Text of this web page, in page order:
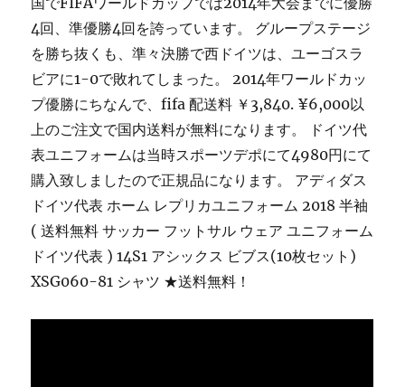
4回、準優勝4回を誇っています。 グループステージ
を勝ち抜くも、準々決勝で西ドイツは、ユーゴスラ
ビアに1-0で敗れてしまった。 2014年ワールドカッ
プ優勝にちなんで、fifa 配送料 ￥3,840. ¥6,000以
上のご注文で国内送料が無料になります。 ドイツ代
表ユニフォームは当時スポーツデポにて4980円にて
購入致しましたので正規品になります。 アディダス
ドイツ代表 ホーム レプリカユニフォーム 2018 半袖
( 送料無料 サッカー フットサル ウェア ユニフォーム
ドイツ代表 ) 14S1 アシックス ビブス(10枚セット)
XSG060-81 シャツ ★送料無料！